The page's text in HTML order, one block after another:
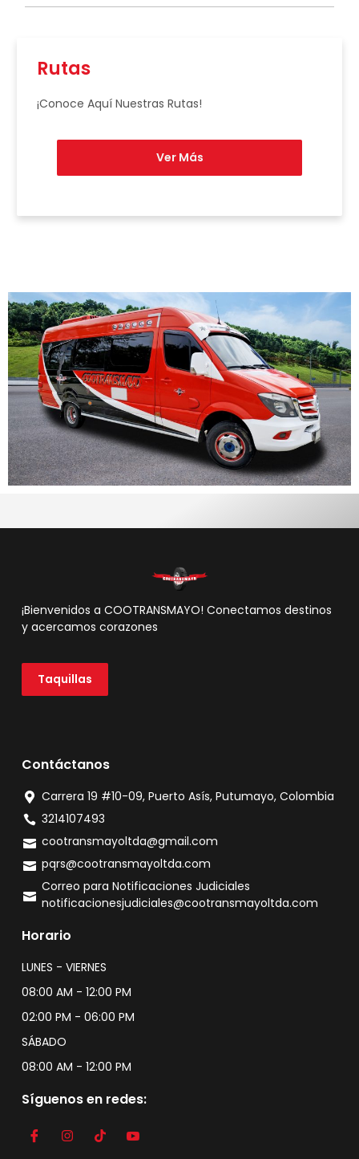
Rutas
¡Conoce Aquí Nuestras Rutas!
Ver Más
¡Bienvenidos a COOTRANSMAYO! Conectamos destinos
y acercamos corazones
Taquillas
Contáctanos
Carrera 19 #10-09, Puerto Asís, Putumayo, Colombia
3214107493
cootransmayoltda@gmail.com
pqrs@cootransmayoltda.com
Correo para Notificaciones Judiciales
notificacionesjudiciales@cootransmayoltda.com
Horario
LUNES - VIERNES
08:00 AM - 12:00 PM
02:00 PM - 06:00 PM
SÁBADO
08:00 AM - 12:00 PM
Síguenos en redes: